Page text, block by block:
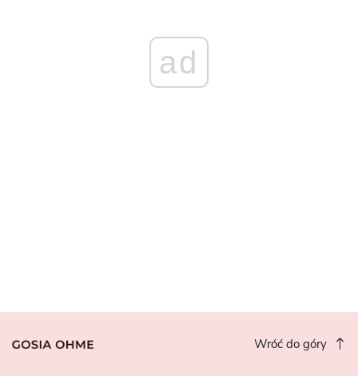
ad
Wróć do góry